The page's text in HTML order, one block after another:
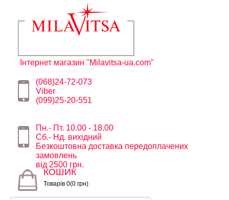
Інтернет магазин "Milavitsa-ua.com"
(068)24-72-073
Viber
(099)25-20-551
Пн.- Пт. 10.00 - 18.00
Сб.- Нд. вихідний
Безкоштовна доставка передоплачених
замовлень
від 2500 грн.
КОШИК
Товарів 0(0 грн)